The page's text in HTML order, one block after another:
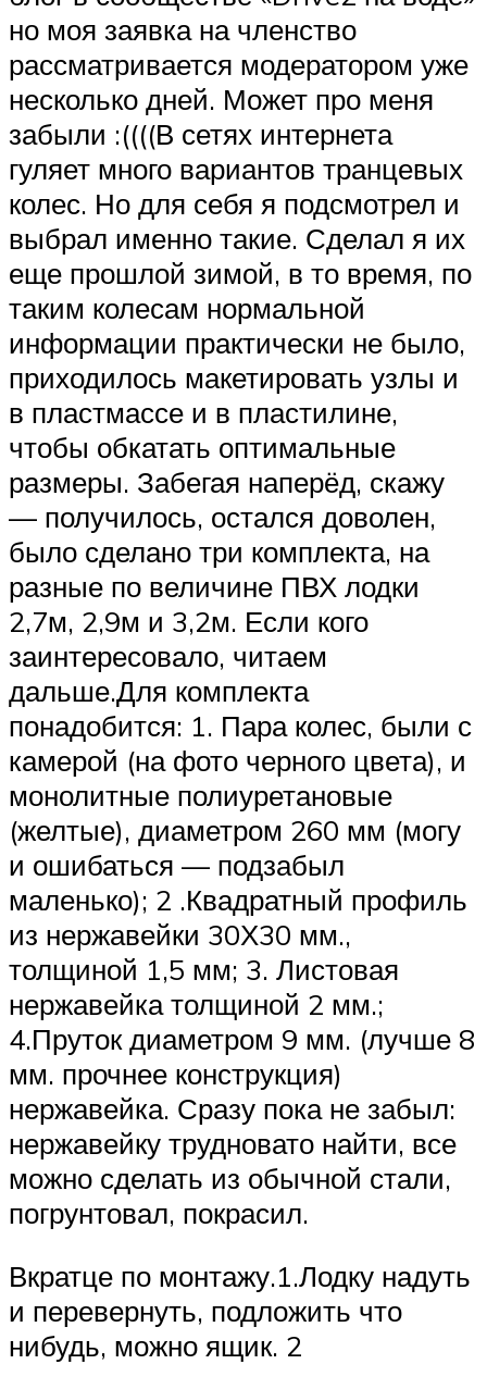
но моя заявка на членство
рассматривается модератором уже
несколько дней. Может про меня
забыли :((((В сетях интернета
гуляет много вариантов транцевых
колес. Но для себя я подсмотрел и
выбрал именно такие. Сделал я их
еще прошлой зимой, в то время, по
таким колесам нормальной
информации практически не было,
приходилось макетировать узлы и
в пластмассе и в пластилине,
чтобы обкатать оптимальные
размеры. Забегая наперёд, скажу
— получилось, остался доволен,
было сделано три комплекта, на
разные по величине ПВХ лодки
2,7м, 2,9м и 3,2м. Если кого
заинтересовало, читаем
дальше.Для комплекта
понадобится: 1. Пара колес, были с
камерой (на фото черного цвета), и
монолитные полиуретановые
(желтые), диаметром 260 мм (могу
и ошибаться — подзабыл
маленько); 2 .Квадратный профиль
из нержавейки 30Х30 мм.,
толщиной 1,5 мм; 3. Листовая
нержавейка толщиной 2 мм.;
4.Пруток диаметром 9 мм. (лучше 8
мм. прочнее конструкция)
нержавейка. Сразу пока не забыл:
нержавейку трудновато найти, все
можно сделать из обычной стали,
погрунтовал, покрасил.
Вкратце по монтажу.1.Лодку надуть
и перевернуть, подложить что
нибудь, можно ящик. 2